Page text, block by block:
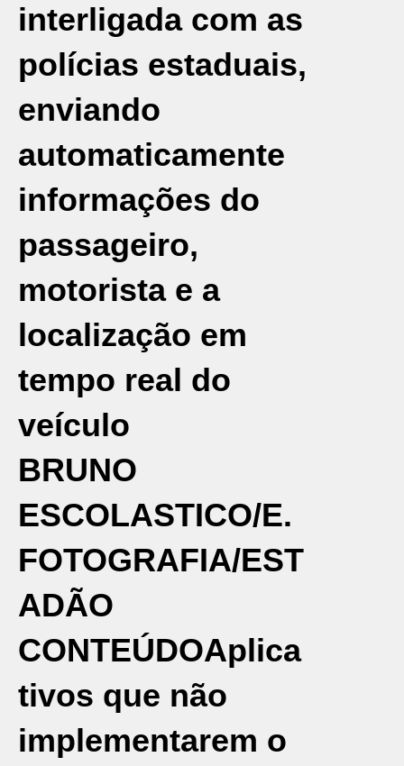
interligada com as
polícias estaduais,
enviando
automaticamente
informações do
passageiro,
motorista e a
localização em
tempo real do
veículo
BRUNO
ESCOLASTICO/E.
FOTOGRAFIA/EST
ADÃO
CONTEÚDOAplica
tivos que não
implementarem o